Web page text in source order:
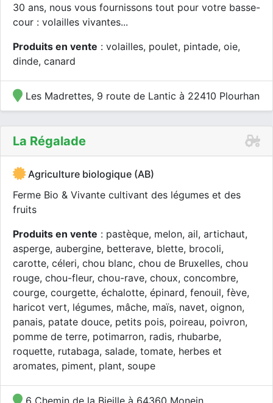
30 ans, nous vous fournissons tout pour votre basse-
cour : volailles vivantes...
Produits en vente : volailles, poulet, pintade, oie,
dinde, canard
Les Madrettes, 9 route de Lantic à 22410 Plourhan
La Régalade
Agriculture biologique (AB)
Ferme Bio & Vivante cultivant des légumes et des
fruits
Produits en vente : pastèque, melon, ail, artichaut,
asperge, aubergine, betterave, blette, brocoli,
carotte, céleri, chou blanc, chou de Bruxelles, chou
rouge, chou-fleur, chou-rave, choux, concombre,
courge, courgette, échalotte, épinard, fenouil, fève,
haricot vert, légumes, mâche, maïs, navet, oignon,
panais, patate douce, petits pois, poireau, poivron,
pomme de terre, potimarron, radis, rhubarbe,
roquette, rutabaga, salade, tomate, herbes et
aromates, piment, plant, soupe
6 Chemin de la Bieille à 64360 Monein